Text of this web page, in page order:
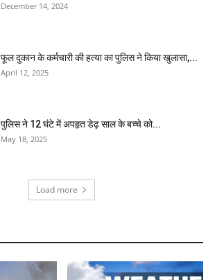
December 14, 2024
फूल दुकान के कर्मचारी की हत्या का पुलिस ने किया खुलासा,...
April 12, 2025
पुलिस ने 12 घंटे में अपहृत डेढ़ साल के बच्चे को...
May 18, 2025
Load more